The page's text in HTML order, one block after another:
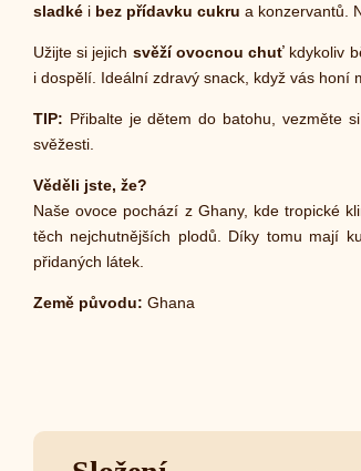
sladké i bez přídavku cukru a konzervantů.
Užijte si jejich svěží ovocnou chuť kdykoliv
i dospělí. Ideální zdravý snack, když vás honí
TIP: Přibalte je dětem do batohu, vezměte
svěžesti.
Věděli jste, že?
Naše ovoce pochází z Ghany, kde tropické
těch nejchutnějších plodů. Díky tomu mají
přidaných látek.
Země původu: Ghana